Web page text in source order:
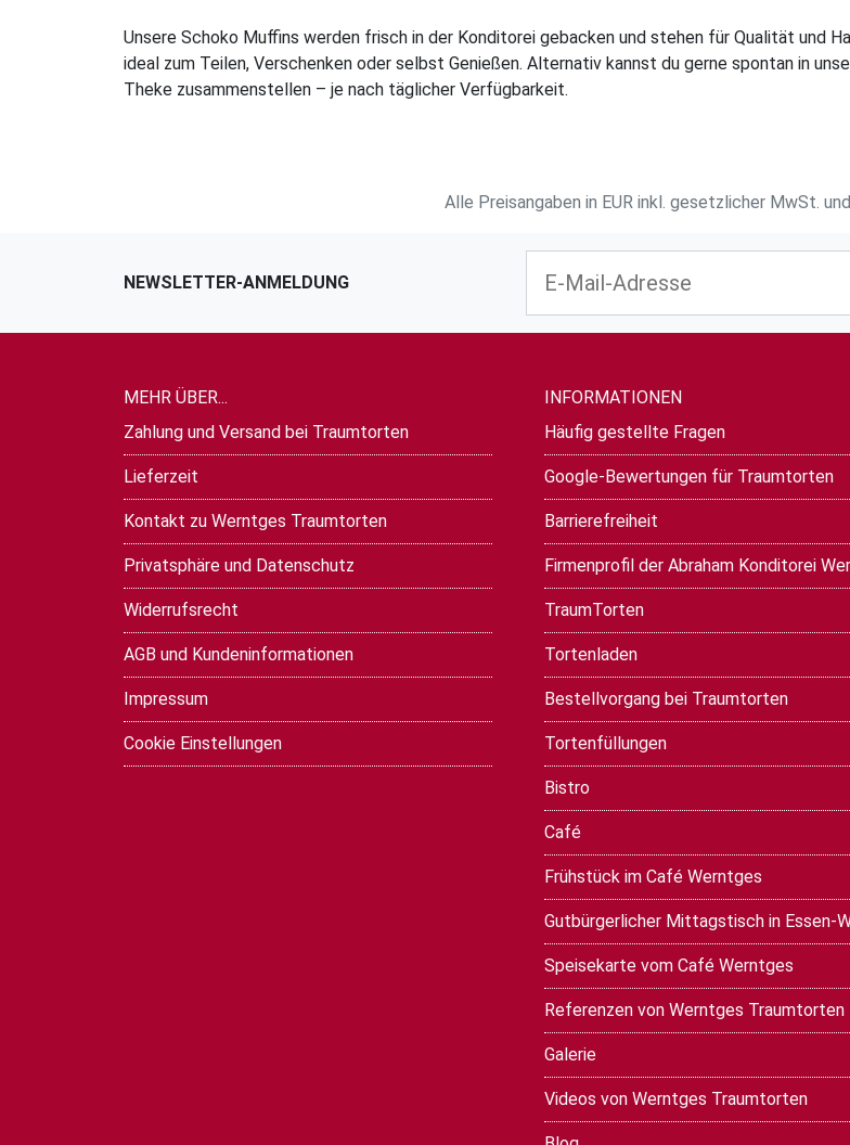
Unsere Schoko Muffins werden frisch in der Konditorei gebacken und stehen für Qualität und
ideal zum Teilen, Verschenken oder selbst Genießen. Alternativ kannst du gerne spontan in
Theke zusammenstellen – je nach täglicher Verfügbarkeit.
Alle Preisangaben in EUR inkl. gesetzlicher MwSt.
NEWSLETTER-ANMELDUNG
MEHR ÜBER...
Zahlung und Versand bei Traumtorten
Lieferzeit
Kontakt zu Werntges Traumtorten
Privatsphäre und Datenschutz
Widerrufsrecht
AGB und Kundeninformationen
Impressum
Cookie Einstellungen
INFORMATIONEN
Häufig gestellte Fragen
Google-Bewertungen für Traumtorten
Barrierefreiheit
Firmenprofil der Abraham Konditorei
TraumTorten
Tortenladen
Bestellvorgang bei Traumtorten
Tortenfüllungen
Bistro
Café
Frühstück im Café Werntges
Gutbürgerlicher Mittagstisch in Essen-
Speisekarte vom Café Werntges
Referenzen von Werntges Traumtorten
Galerie
Videos von Werntges Traumtorten